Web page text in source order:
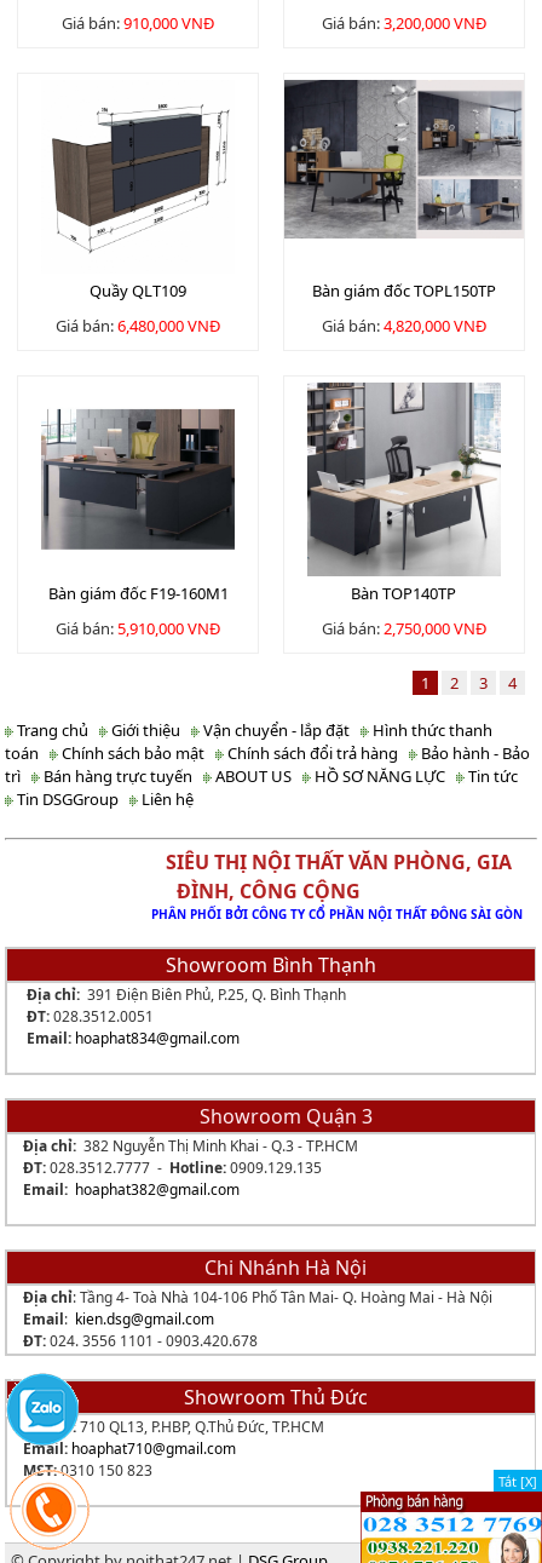
Giá bán:910,000 VNĐ
Giá bán:3,200,000 VNĐ
Quầy QLT109
Giá bán:6,480,000 VNĐ
Bàn giám đốc TOPL150TP
Giá bán:4,820,000 VNĐ
Bàn giám đốc F19-160M1
Giá bán:5,910,000 VNĐ
Bàn TOP140TP
Giá bán:2,750,000 VNĐ
1 2 3 4
Trang chủ Giới thiệu Vận chuyển - lắp đặt
Hình thức thanh
toán
Chính sách bảo mật Chính sách đổi trả hàng
Bảo hành - Bảo
trì
Bán hàng trực tuyến ABOUT US HỒ SƠ NĂNG LỰC
Tin tức
Tin DSGGroup
Liên hệ
SIÊU THỊ NỘI THẤT VĂN PHÒNG, GIA
ĐÌNH, CÔNG CỘNG
PHÂN PHỐI BỞI CÔNG TY CỔ PHẦN NỘI THẤT ĐÔNG SÀI GÒN
Showroom Bình Thạnh
Địa chỉ:391 Điện Biên Phủ, P.25, Q. Bình Thạnh
ĐT:028.3512.0051
Email: hoaphat834@gmail.com
Showroom Quận 3
Địa chỉ:382 Nguyễn Thị Minh Khai - Q.3 - TP.HCM
ĐT:028.3512.7777 - Hotline:0909.129.135
Email: hoaphat382@gmail.com
Chi Nhánh Hà Nội
Địa chỉ: Tầng 4- Toà Nhà 104-106 Phố Tân Mai- Q. Hoàng Mai - Hà Nội
Email: kien.dsg@gmail.com
ĐT:024. 3556 1101 - 0903.420.678
Showroom Thủ Đức
Địa chỉ:710 QL13, P.HBP, Q.Thủ Đức, TP.HCM
Email: hoaphat710@gmail.com
MST:0310 150 823
Tắt [X]